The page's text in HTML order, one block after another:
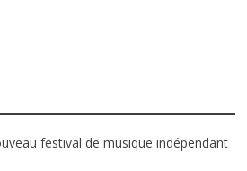
festival de musique indépendant